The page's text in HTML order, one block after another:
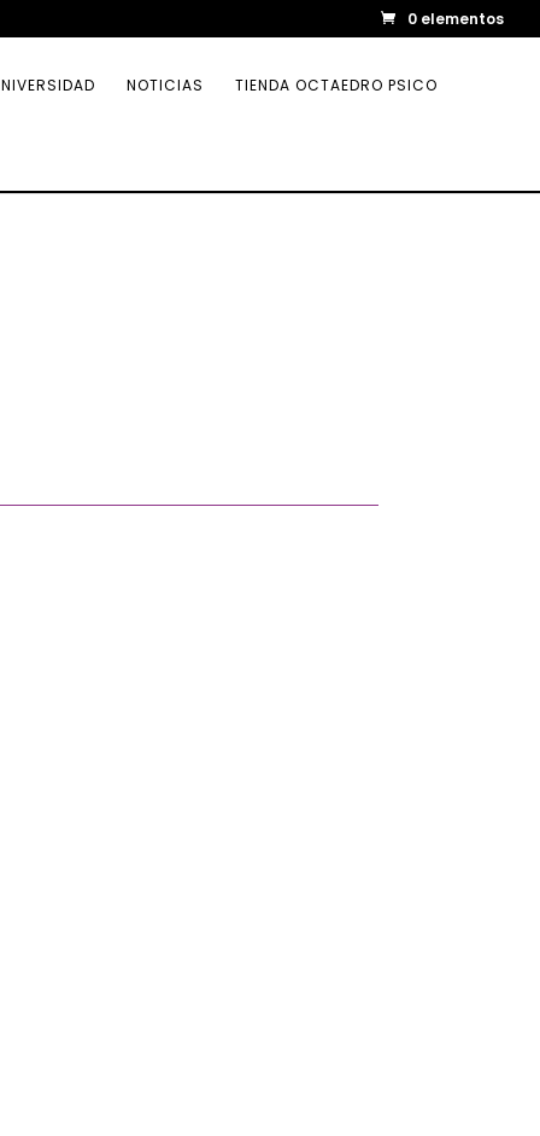
0 elementos
NOTICIAS TIENDA OCTAEDRO PSICO